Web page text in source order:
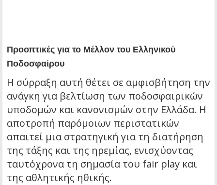
Προοπτικές για το Μέλλον του Ελληνικού
Ποδοσφαίρου
Η σύρραξη αυτή θέτει σε αμφισβήτηση την
ανάγκη για βελτίωση των ποδοσφαιρικών
υποδομών και κανονισμών στην Ελλάδα. Η
αποτροπή παρόμοιων περιστατικών
απαιτεί μια στρατηγική για τη διατήρηση
της τάξης και της ηρεμίας, ενισχύοντας
ταυτόχρονα τη σημασία του fair play και
της αθλητικής ηθικής.